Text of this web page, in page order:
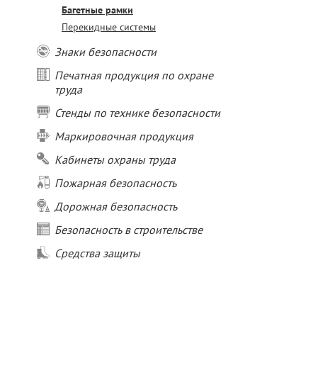
Багетные рамки
Перекидные системы
Знаки безопасности
Печатная продукция по охране
труда
Стенды по технике безопасности
Маркировочная продукция
Кабинеты охраны труда
Пожарная безопасность
Дорожная безопасность
Безопасность в строительстве
Средства защиты